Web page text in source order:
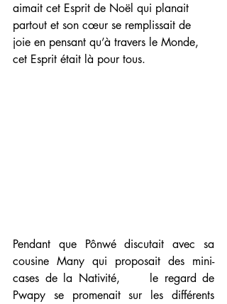
aimait cet Esprit de Noël qui planait
partout et son cœur se remplissait de
joie en pensant qu’à travers le Monde,
cet Esprit était là pour tous.
Pendant que Pônwé discutait avec sa
cousine Many qui proposait des mini-
cases de la Nativité,     le regard de
Pwapy se promenait sur les différents